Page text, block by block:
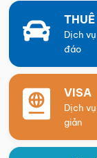
Dịch
đáo
VISA
Dịch
giản